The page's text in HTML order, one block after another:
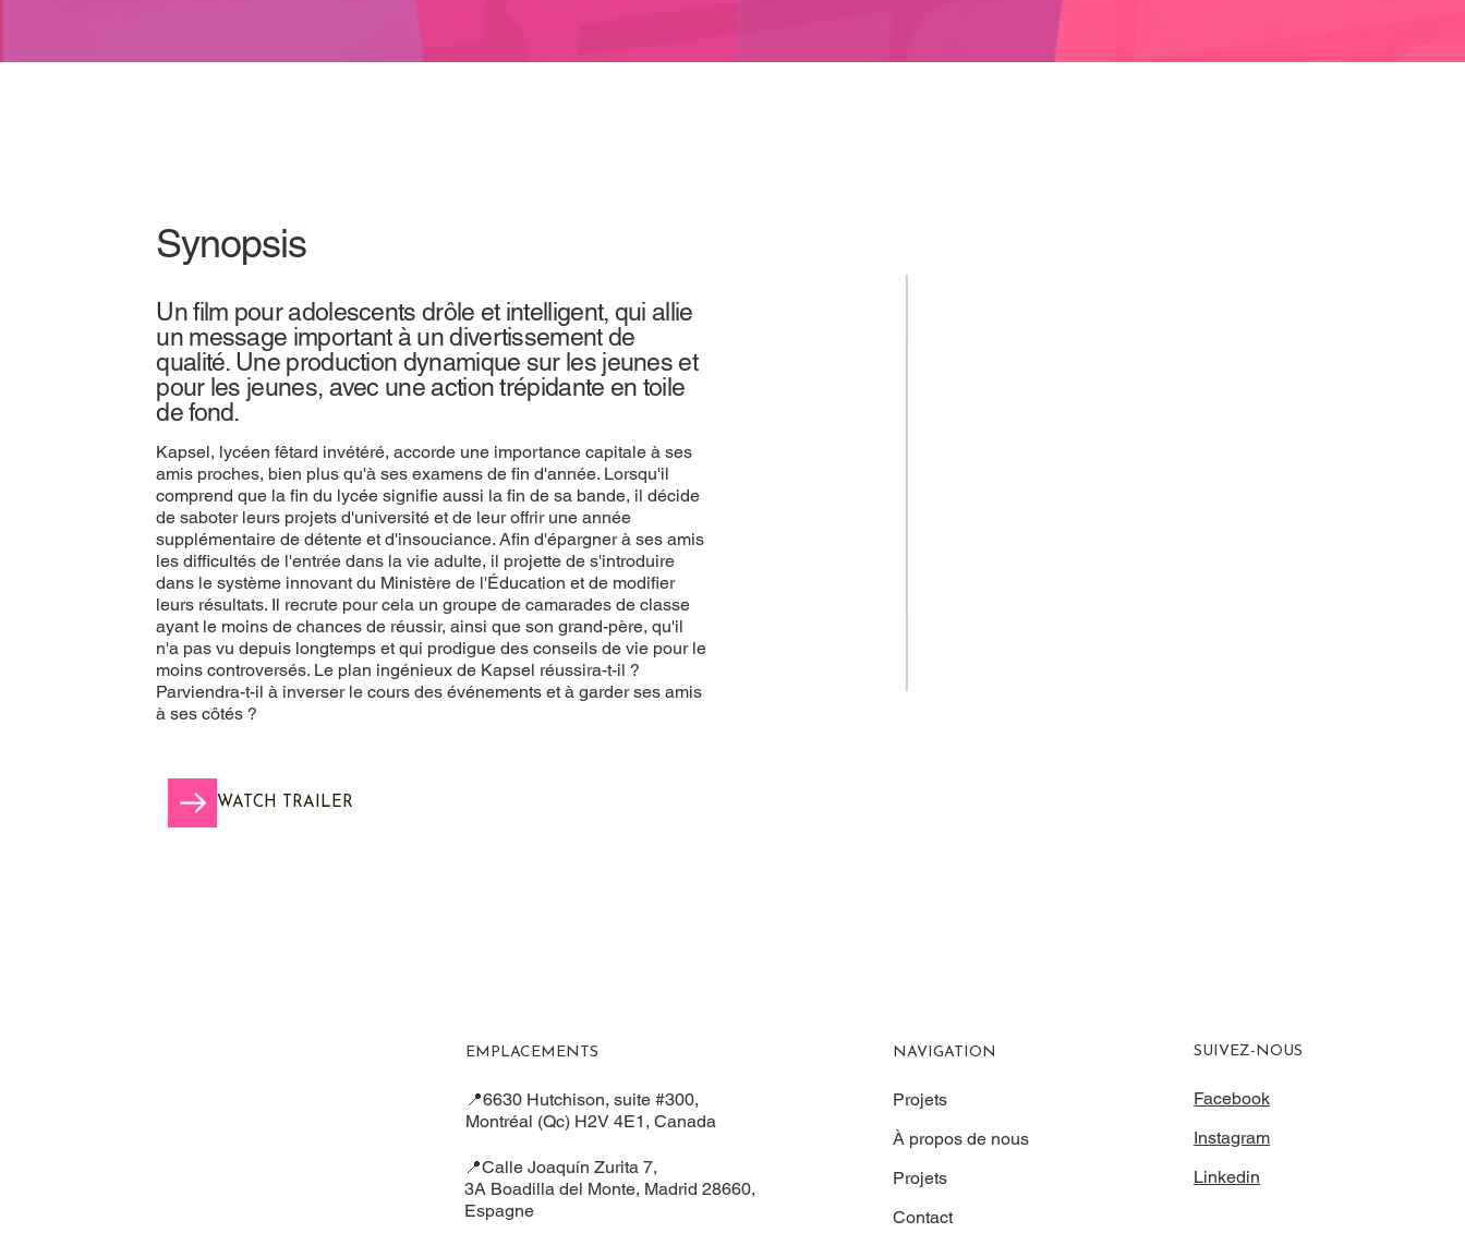
Synopsis
Un film pour adolescents drôle et intelligent, qui allie
un message important à un divertissement de
qualité. Une production dynamique sur les jeunes et
pour les jeunes, avec une action trépidante en toile
de fond.
Kapsel, lycéen fêtard invétéré, accorde une importance capitale à ses
amis proches, bien plus qu'à ses examens de fin d'année. Lorsqu'il
comprend que la fin du lycée signifie aussi la fin de sa bande, il décide
de saboter leurs projets d'université et de leur offrir une année
supplémentaire de détente et d'insouciance. Afin d'épargner à ses amis
les difficultés de l'entrée dans la vie adulte, il projette de s'introduire
dans le système innovant du Ministère de l'Éducation et de modifier
leurs résultats. Il recrute pour cela un groupe de camarades de classe
ayant le moins de chances de réussir, ainsi que son grand-père, qu'il
n'a pas vu depuis longtemps et qui prodigue des conseils de vie pour le
moins controversés. Le plan ingénieux de Kapsel réussira-t-il ?
Parviendra-t-il à inverser le cours des événements et à garder ses amis
à ses côtés ?
WATCH TRAILER
EMPLACEMENTS
📍6630 Hutchison, suite #300,
Montréal (Qc) H2V 4E1, Canada
📍Calle Joaquín Zurita 7,
3A Boadilla del Monte, Madrid 28660,
Espagne
NAVIGATION
Projets
À propos de nous
Projets
Contact
SUIVEZ-NOUS
Facebook
Instagram
Linkedin